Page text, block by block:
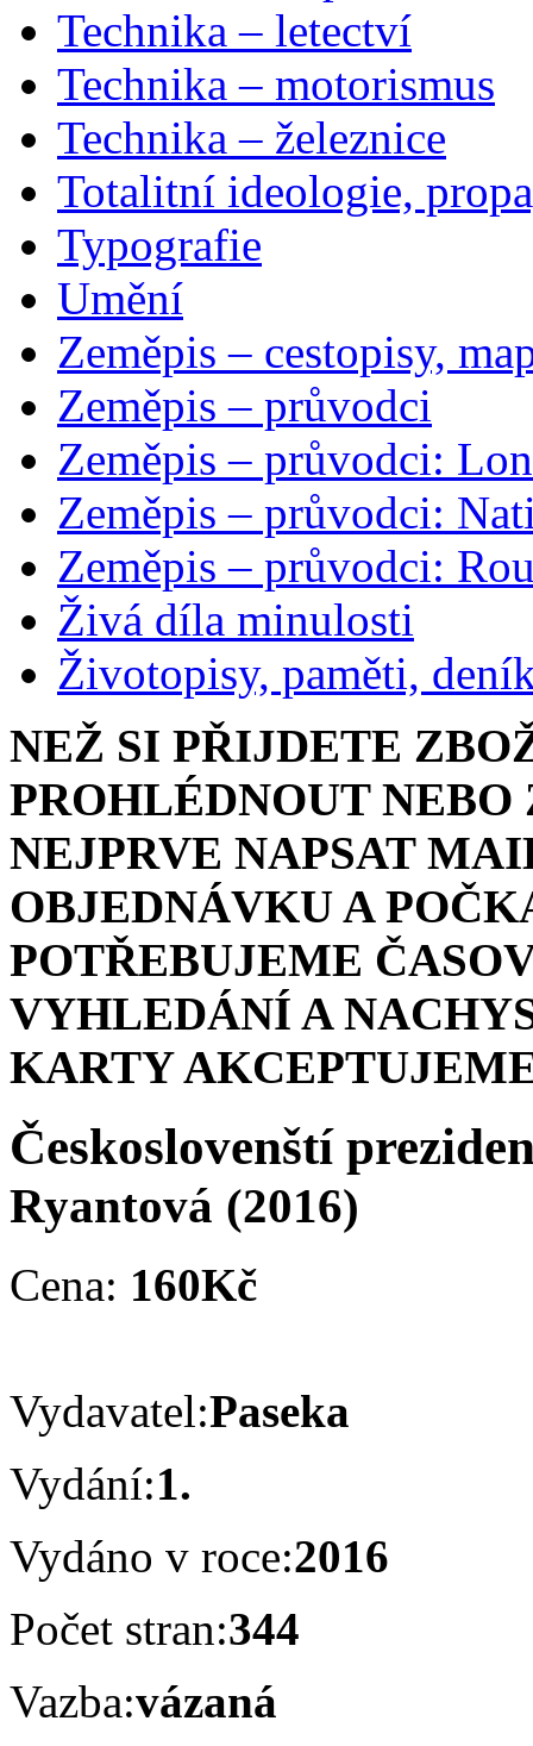
Technika – letectví
Technika – motorismus
Technika – železnice
Totalitní ideologie,
Typografie
Umění
Zeměpis – cestopisy,
Zeměpis – průvodci
Zeměpis – průvodci:
Zeměpis – průvodci:
Zeměpis – průvodci:
Živá díla minulosti
Životopisy, paměti,
NEŽ SI PŘIJDETE
PROHLÉDNOUT
NEJPRVE NAPSAT
OBJEDNÁVKU A
POTŘEBUJEME
VYHLEDÁNÍ A
KARTY
Českoslovenští
Ryantová (2016)
Cena: 160Kč
Vydavatel:Paseka
Vydání:1.
Vydáno v roce:2016
Počet stran:344
Vazba:vázaná